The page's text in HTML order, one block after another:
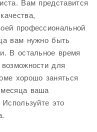
Вам представится
профессиональной
вам нужно быть
В остальное время
возможности для
хорошо заняться
ваша
Используйте это